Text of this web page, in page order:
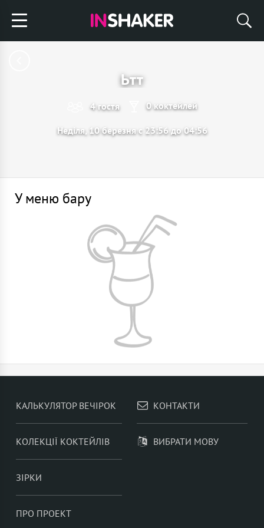
Ьтт
4 гостя 0 коктейлей
Неділя, 10 березня с 23:56 до 04:56
У меню бару
КАЛЬКУЛЯТОР ВЕЧІРОК
КОЛЕКЦІЇ КОКТЕЙЛІВ
ЗІРКИ
ПРО ПРОЕКТ
КОНТАКТИ
ВИБРАТИ МОВУ